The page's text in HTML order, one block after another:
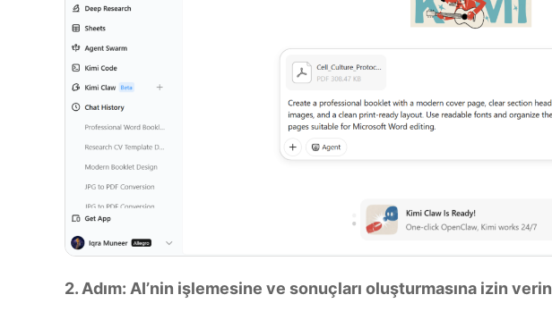
2. Adım: AI’nin işlemesine ve sonuçları oluşturmasına izin verin